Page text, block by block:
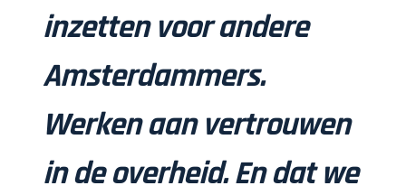
inzetten voor andere
Amsterdammers.
Werken aan vertrouwen
in de overheid. En dat we